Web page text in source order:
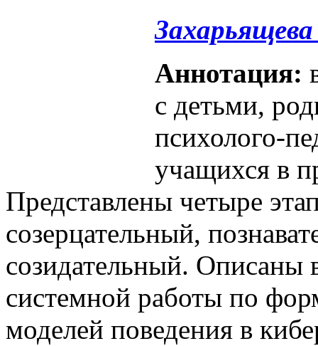
Аннотация:
с детьми,
психолого-
учащихся в
Представлены четыре
созерцательный,
созидательный. Описаны
системной работы по
моделей поведения в